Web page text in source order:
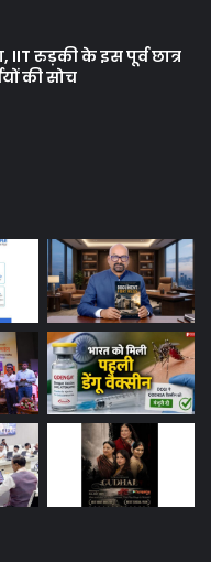
IIT रुड़की के इस पूर्व छात्र
की सोच